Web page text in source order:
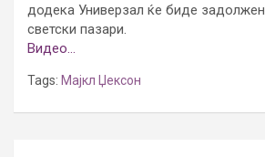
додека Универзал ќе биде задолжен
светски пазари.
Видео…
Tags: Мајкл Џексон